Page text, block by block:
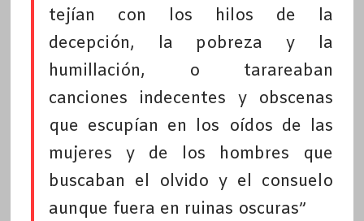
tejían con los hilos de la
decepción, la pobreza y la
humillación, o tarareaban
canciones indecentes y obscenas
que escupían en los oídos de las
mujeres y de los hombres que
buscaban el olvido y el consuelo
aunque fuera en ruinas oscuras”